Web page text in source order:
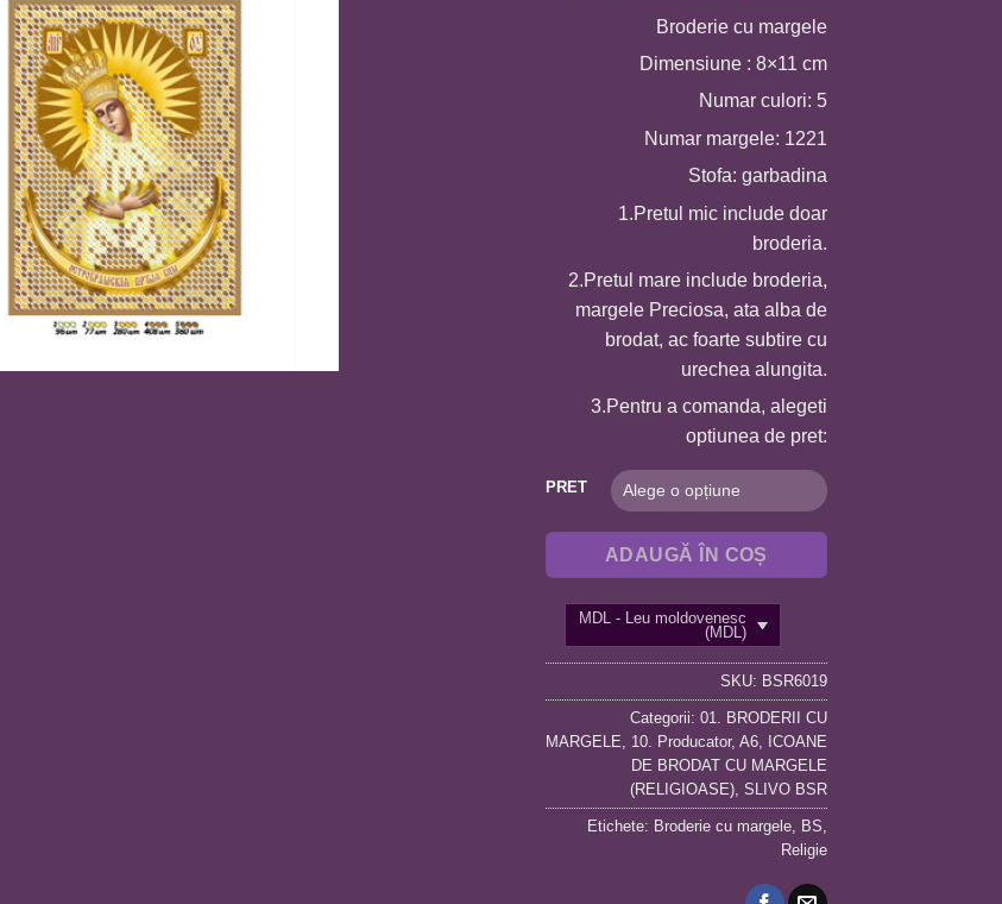
prețuri:
25,0 MDL
până
100,0 MDL
Broderie cu margele
Dimensiune : 8×11 cm
Numar culori: 5
Numar margele: 1221
Stofa: garbadina
1.Pretul mic include doar
broderia.
2.Pretul mare include broderia,
margele Preciosa, ata alba de
brodat, ac foarte subtire cu
urechea alungita.
3.Pentru a comanda, alegeti
optiunea de pret:
PRET
ADAUGĂ ÎN COȘ
MDL - Leu moldovenesc
(MDL)
SKU: BSR6019
Categorii: 01. BRODERII CU
MARGELE
10. Producator, A6
ICOANE
DE BRODAT CU MARGELE
(RELIGIOASE) SLIVO BSR
Etichete: Broderie cu margele BS
Religie